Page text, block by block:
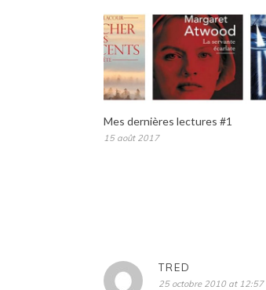
Mes dernières lectures #1
15 août 2017
TRED
25 octobre 2010 at 12:57